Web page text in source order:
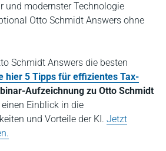
und modernster Technologie
Otto Schmidt Answers ohne
Schmidt Answers die besten
hier 5 Tipps für effizientes Tax-
Aufzeichnung zu Otto Schmidt
Einblick in die
und Vorteile der KI. Jetzt